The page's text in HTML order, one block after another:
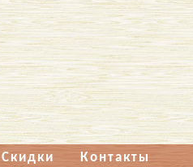
Скидки Контакты